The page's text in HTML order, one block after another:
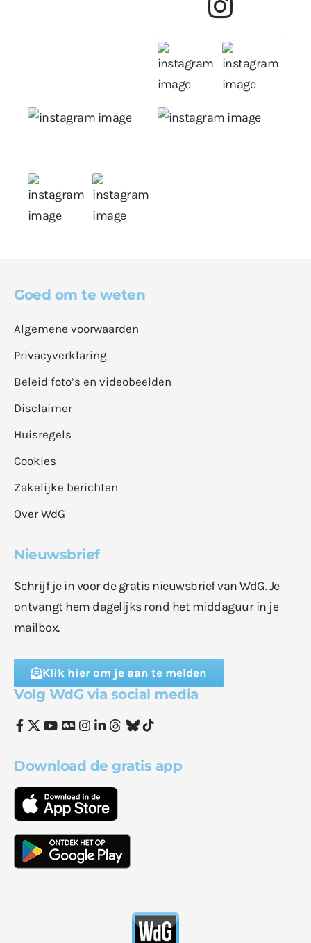
Goed om te weten
Algemene voorwaarden
Privacyverklaring
Beleid foto’s en videobeelden
Disclaimer
Huisregels
Cookies
Zakelijke berichten
Over WdG
Nieuwsbrief
Schrijf je in voor de gratis nieuwsbrief van WdG. Je
ontvangt hem dagelijks rond het middaguur in je
mailbox.
Klik hier om je aan te melden
Volg WdG via social media
Download de gratis app